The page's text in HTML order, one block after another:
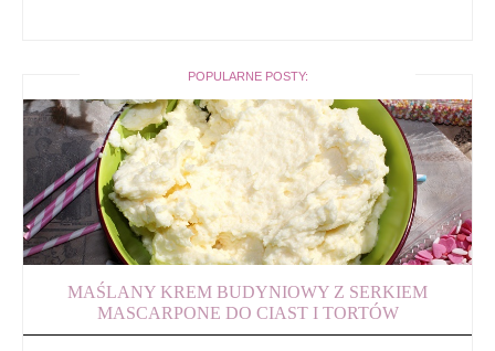
POPULARNE POSTY:
MAŚLANY KREM BUDYNIOWY Z SERKIEM
MASCARPONE DO CIAST I TORTÓW